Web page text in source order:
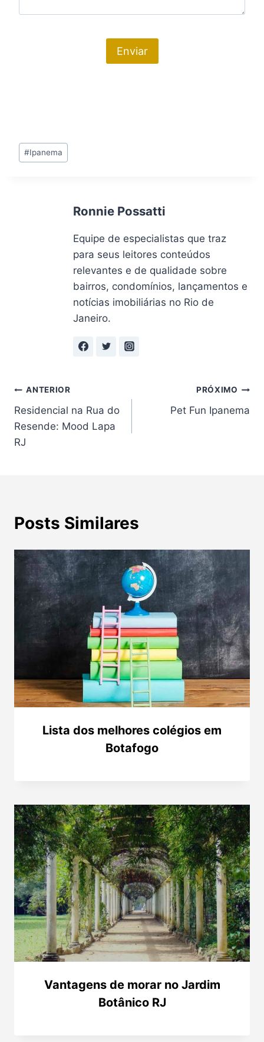
Tags
do
#Ipanema
Ronnie Possatti
Equipe de especialistas que traz
para seus leitores conteúdos
relevantes e de qualidade sobre
bairros, condomínios, lançamentos e
notícias imobiliárias no Rio de
Janeiro.
Navegação
de
Post
ANTERIOR
Residencial na Rua do
Resende: Mood Lapa
RJ
PRÓXIMO
Pet Fun Ipanema
Posts Similares
Lista dos melhores colégios em
Botafogo
Vantagens de morar no Jardim
Botânico RJ